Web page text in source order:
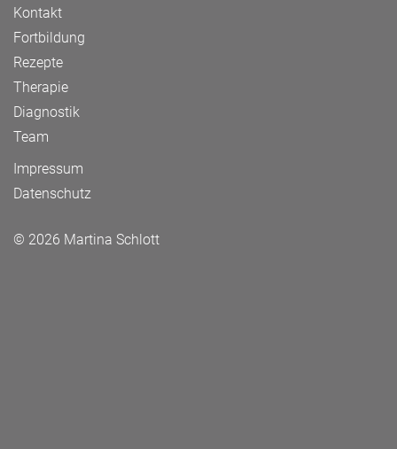
Kontakt
Fortbildung
Rezepte
Therapie
Diagnostik
Team
Impressum
Datenschutz
© 2026 Martina Schlott